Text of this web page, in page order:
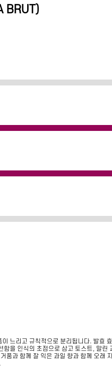
BRUT)
느리고 규칙적으로 분리됩니다. 발효
을 인식의 초점으로 삼고 토스트, 말
품과 함께 잘 익은 과일 향과 함께 오